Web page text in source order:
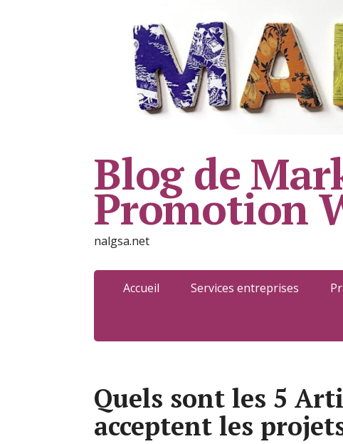
Blog de
Promotion
nalgsa.net
Accueil Services entreprises
Quels sont les 5
acceptent les